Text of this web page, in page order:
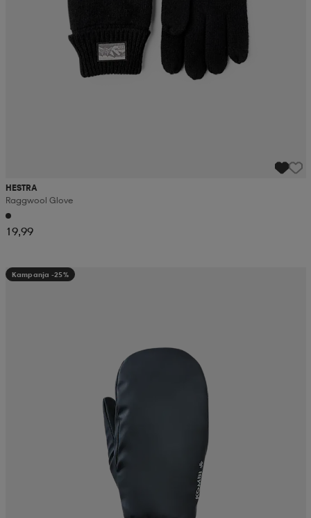
HESTRA
Raggwool Glove
19,99
Kampanja -25%